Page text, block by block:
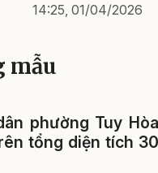
14:25, 01/04/2026
mẫu
phường Tuy Hòa
tổng diện tích 30